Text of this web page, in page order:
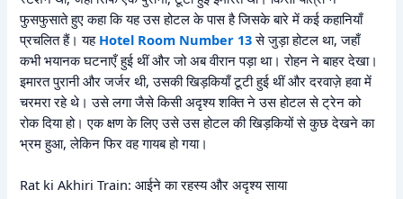
फुसफुसाते हुए कहा कि यह उस होटल के पास है जिसके बारे में कई कहानियाँ
प्रचलित हैं। यह Hotel Room Number 13से जुड़ा होटल था, जहाँ
कभी भयानक घटनाएँ हुई थीं और जो अब वीरान पड़ा था। रोहन ने बाहर देखा।
इमारत पुरानी और जर्जर थी, उसकी खिड़कियाँ टूटी हुई थीं और दरवाज़े हवा में
चरमरा रहे थे। उसे लगा जैसे किसी अदृश्य शक्ति ने उस होटल से ट्रेन को
रोक दिया हो। एक क्षण के लिए उसे उस होटल की खिड़कियों से कुछ देखने का
भ्रम हुआ, लेकिन फिर वह गायब हो गया।
Rat ki Akhiri Train: आईने का रहस्य और अदृश्य साया